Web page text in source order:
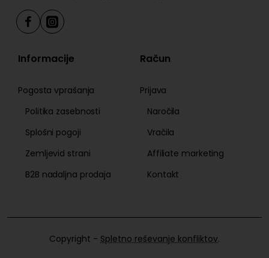
Informacije
Pogosta vprašanja
Politika zasebnosti
Splošni pogoji
Zemljevid strani
B2B nadaljna prodaja
Račun
Prijava
Naročila
Vračila
Affiliate marketing
Kontakt
Copyright - Spletno reševanje konfliktov.